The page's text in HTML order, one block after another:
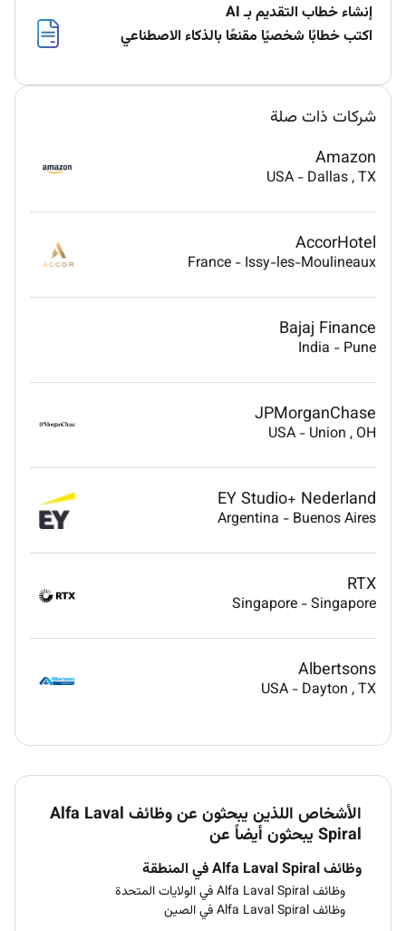
إنشاء خطاب التقديم بـ AI
اكتب خطابًا شخصيًا مقنعًا بالذكاء الاصطناعي
شركات ذات صلة
Amazon
USA - Dallas, TX
AccorHotel
France - Issy-les-Moulineaux
Bajaj Finance
India - Pune
JPMorganChase
USA - Union , OH
EY Studio+ Nederland
Argentina - Buenos Aires
RTX
Singapore -Singapore
Albertsons
USA - Dayton , TX
الأشخاص اللذين يبحثون عن وظائف Alfa Laval
Spiral يبحثون أيضاً عن
وظائف Alfa Laval Spiral في المنطقة
وظائف Alfa Laval Spiral في الولايات المتحدة
وظائف Alfa Laval Spiral في الصين